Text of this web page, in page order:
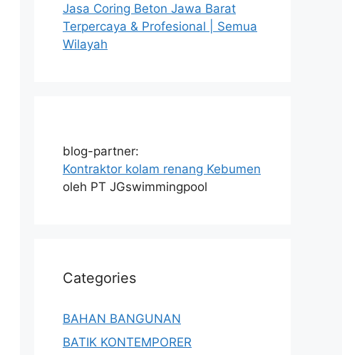
Jasa Coring Beton Jawa Barat
Terpercaya & Profesional | Semua
Wilayah
blog-partner:
Kontraktor kolam renang Kebumen
oleh PT JGswimmingpool
Categories
BAHAN BANGUNAN
BATIK KONTEMPORER